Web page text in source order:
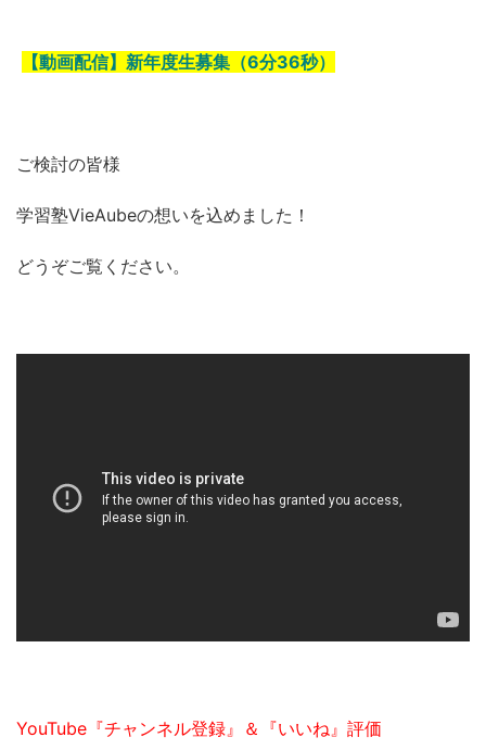
【動画配信】新年度生募集（6分36秒）
ご検討の皆様
学習塾VieAubeの想いを込めました！
どうぞご覧ください。
YouTube『チャンネル登録』＆『いいね』評価